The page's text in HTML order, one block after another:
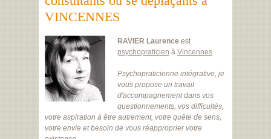
VINCENNES
RAVIER Laurence est
psychopraticien à Vincennes
Psychopraticienne intégrative, je
vous propose un travail
d'accompagnement dans vos
questionnements, vos difficultés,
votre aspiration à être autrement, votre quête de sens,
votre envie et besoin de vous réapproprier votre